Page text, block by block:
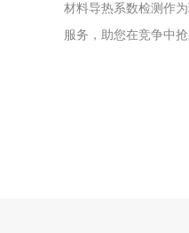
材料导热系数检测作
服务，助您在竞争中